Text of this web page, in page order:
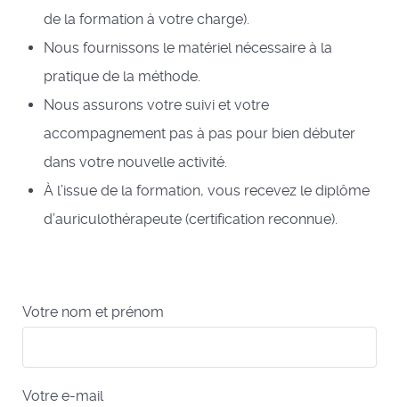
de la formation à votre charge).
Nous fournissons le matériel nécessaire à la
pratique de la méthode.
Nous assurons votre suivi et votre
accompagnement pas à pas pour bien débuter
dans votre nouvelle activité.
À l’issue de la formation, vous recevez le diplôme
d’auriculothérapeute (certification reconnue).
Votre nom et prénom
Votre e-mail